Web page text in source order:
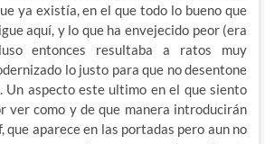
ya existía, en el que todo lo bueno que
aquí, y lo que ha envejecido peor (era
entonces resultaba a ratos muy
lo justo para que no desentone
Un aspecto este ultimo en el que siento
ver como y de que manera introducirán
que aparece en las portadas pero aun no